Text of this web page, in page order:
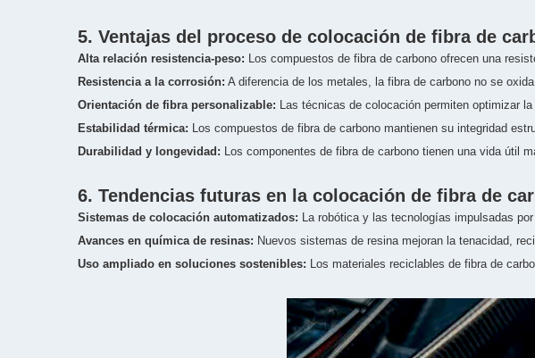
5. Ventajas del proceso de colocación de fibra de
Alta relación resistencia-peso: Los compuestos de fibra de carbono ofrecen una
Resistencia a la corrosión: A diferencia de los metales, la fibra de carbono no se
Orientación de fibra personalizable: Las técnicas de colocación permiten optimizar
Estabilidad térmica: Los compuestos de fibra de carbono mantienen su integridad
Durabilidad y longevidad: Los componentes de fibra de carbono tienen una vida útil
6. Tendencias futuras en la colocación de fibra de
Sistemas de colocación automatizados: La robótica y las tecnologías impulsadas
Avances en química de resinas: Nuevos sistemas de resina mejoran la tenacidad,
Uso ampliado en soluciones sostenibles: Los materiales reciclables de fibra de